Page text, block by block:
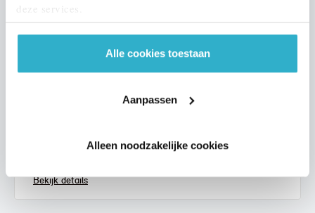
deze services.
Alle cookies toestaan
Aanpassen
Alleen noodzakelijke cookies
Helmond
Bekijk details